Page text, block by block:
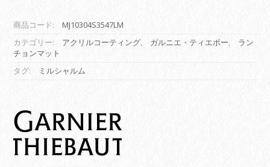
ン
グ
ラ
ン
マ
ッ
ト】
ミ
商品コード:
MJ10304S3547LM
カテゴリー:
アクリルコーティング, ガルニエ・ティエボー,
ラン
チョンマット
タグ:
ミルシャルム